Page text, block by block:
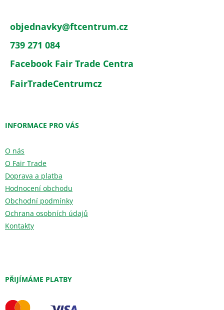
objednavky@ftcentrum.cz
739 271 084
Facebook Fair Trade Centra
FairTradeCentrumcz
INFORMACE PRO VÁS
O nás
O Fair Trade
Doprava a platba
Hodnocení obchodu
Obchodní podmínky
Ochrana osobních údajů
Kontakty
PŘIJÍMÁME PLATBY